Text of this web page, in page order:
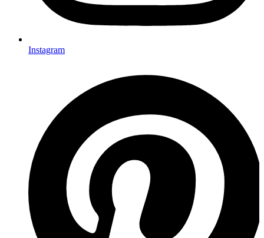
Instagram